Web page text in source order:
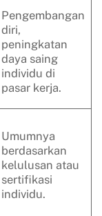
Pengembangan
diri,
peningkatan
daya saing
individu di
pasar kerja.
Umumnya
berdasarkan
kelulusan atau
sertifikasi
individu.